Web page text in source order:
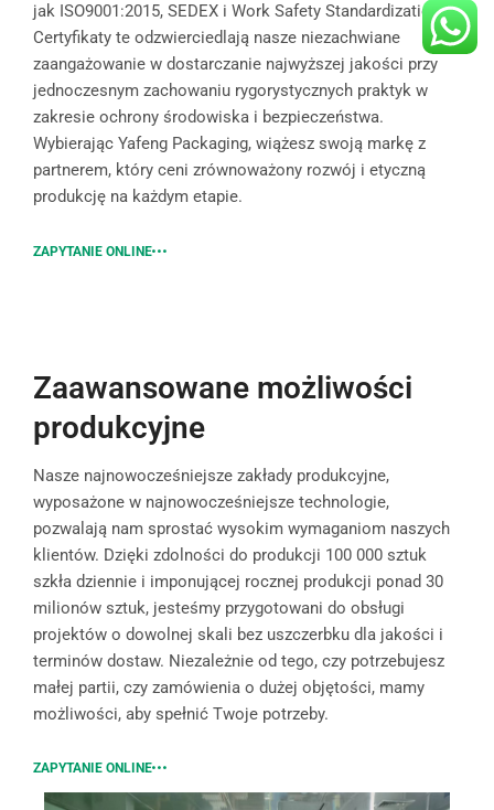
jak ISO9001:2015, SEDEX i Work Safety Standardization.
Certyfikaty te odzwierciedlają nasze niezachwiane
zaangażowanie w dostarczanie najwyższej jakości przy
jednoczesnym zachowaniu rygorystycznych praktyk w
zakresie ochrony środowiska i bezpieczeństwa.
Wybierając Yafeng Packaging, wiążesz swoją markę z
partnerem, który ceni zrównoważony rozwój i etyczną
produkcję na każdym etapie.
ZAPYTANIE ONLINE
Zaawansowane możliwości
produkcyjne
Nasze najnowocześniejsze zakłady produkcyjne,
wyposażone w najnowocześniejsze technologie,
pozwalają nam sprostać wysokim wymaganiom naszych
klientów. Dzięki zdolności do produkcji 100 000 sztuk
szkła dziennie i imponującej rocznej produkcji ponad 30
milionów sztuk, jesteśmy przygotowani do obsługi
projektów o dowolnej skali bez uszczerbku dla jakości i
terminów dostaw. Niezależnie od tego, czy potrzebujesz
małej partii, czy zamówienia o dużej objętości, mamy
możliwości, aby spełnić Twoje potrzeby.
ZAPYTANIE ONLINE